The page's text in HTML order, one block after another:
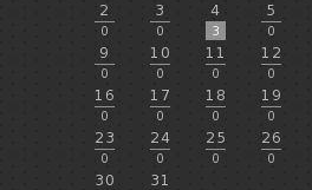
2
0
3
0
4
3
5
0
9
0
10
0
11
0
12
0
16
0
17
0
18
0
19
0
23
0
24
0
25
0
26
0
30 31